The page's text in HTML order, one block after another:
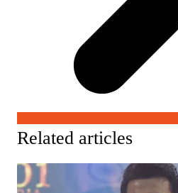
Related articles